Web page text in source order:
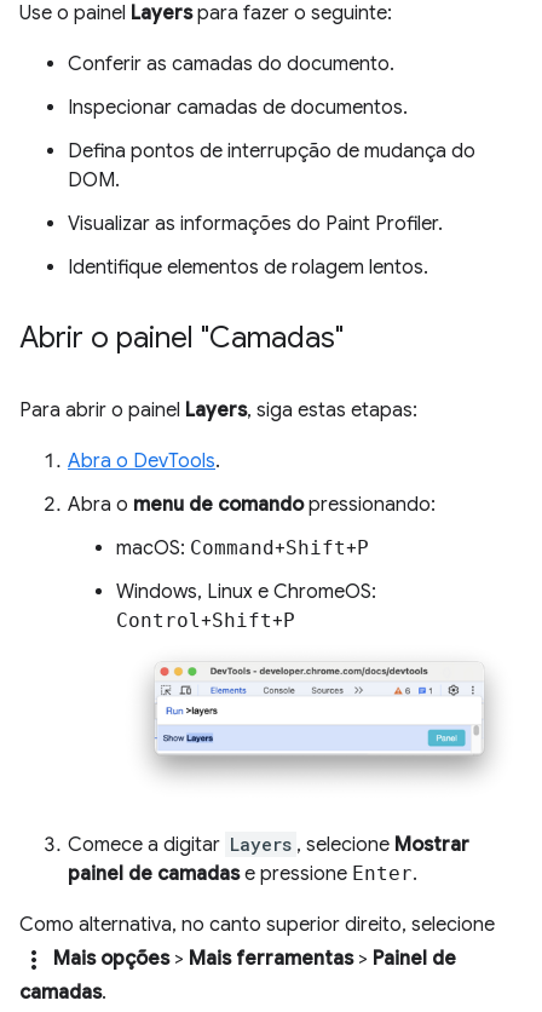
Use o painel Layerspara fazer o seguinte:
Conferir as camadas do documento.
Inspecionar camadas de documentos.
Defina pontos de interrupção de mudança do
DOM.
Visualizar as informações do Paint Profiler.
Identifique elementos de rolagem lentos.
Abrir o painel "Camadas"
Para abrir o painel Layers, siga estas etapas:
Abra o DevTools.
Abra o menu de comandopressionando:
macOS: Command+Shift+P
Windows, Linux e ChromeOS:
Control+Shift+P
Comece a digitar Layers , selecione Mostrar
painel de camadase pressione Enter.
Como alternativa, no canto superior direito, selecione
more_vert Mais opções> Mais ferramentas> Painel de
camadas.